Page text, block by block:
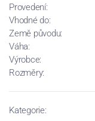
Provedení:
Vhodné do:
Země původu:
Váha:
Výrobce:
Rozměry:
Kategorie: